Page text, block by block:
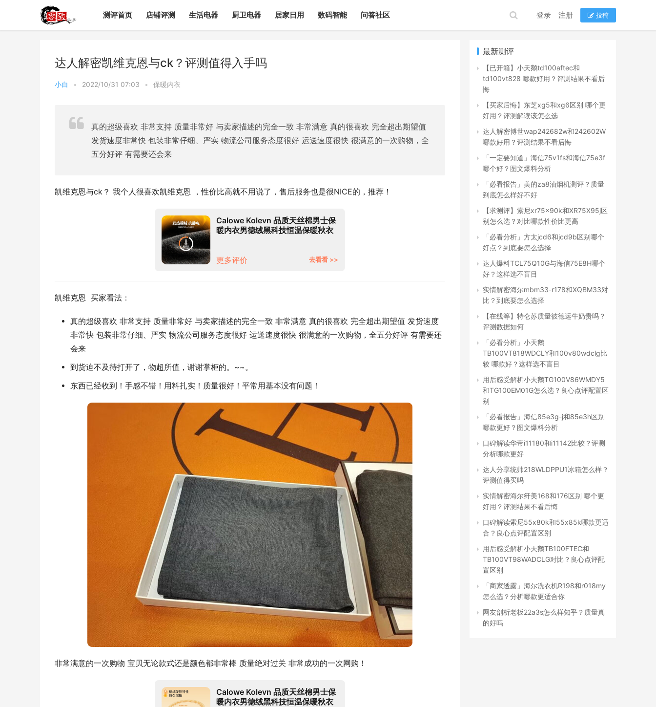
测评首页 店铺评测 生活电器 厨卫电器 居家日用 数码智能 问答社区 登录 注册 投稿
达人解密凯维克恩与ck？评测值得入手吗
小白 • 2022/10/31 07:03 • 保暖内衣
真的超级喜欢 非常支持 质量非常好 与卖家描述的完全一致 非常满意 真的很喜欢 完全超出期望值
发货速度非常快 包装非常仔细、严实 物流公司服务态度很好 运送速度很快 很满意的一次购物，全
五分好评 有需要还会来
凯维克恩与ck？ 我个人很喜欢凯维克恩 ，性价比高就不用说了，售后服务也是很NICE的，推荐！
Calowe Kolevn 品质天丝棉男士保
暖内衣男德绒黑科技恒温保暖秋衣
更多评价
去看看 >>
凯维克恩  买家看法：
真的超级喜欢 非常支持 质量非常好 与卖家描述的完全一致 非常满意 真的很喜欢 完全超出期望值 发货速度
非常快 包装非常仔细、严实 物流公司服务态度很好 运送速度很快 很满意的一次购物，全五分好评 有需要还
会来
到货迫不及待打开了，物超所值，谢谢掌柜的。~~。
东西已经收到！手感不错！用料扎实！质量很好！平常用基本没有问题！
非常满意的一次购物 宝贝无论款式还是颜色都非常棒 质量绝对过关 非常成功的一次网购！
Calowe Kolevn 品质天丝棉男士保
暖内衣男德绒黑科技恒温保暖秋衣
最新测评
【已开箱】小天鹅td100aftec和
td100vt828 哪款好用？评测结果不看后
悔
【买家后悔】东芝xg5和xg6区别 哪个更
好用？评测解读该怎么选
达人解密博世wap242682w和242602W
哪款好用？评测结果不看后悔
「一定要知道」海信75v1fs和海信75e3f
哪个好？图文爆料分析
「必看报告」美的za8油烟机测评？质量
到底怎么样好不好
【求测评】索尼xr75x90k和XR75X95j区
别怎么选？对比哪款性价比更高
「必看分析」方太jcd6和jcd9b区别哪个
好点？到底要怎么选择
达人爆料TCL75Q10G与海信75E8H哪个
好？这样选不盲目
实情解密海尔mbm33-r178和XQBM33对
比？到底要怎么选择
【在线等】特仑苏质量彼德运牛奶贵吗？
评测数据如何
「必看分析」小天鹅
TB100VT818WDCLY和100v80wdclg比
较 哪款好？这样选不盲目
用后感受解析小天鹅TG100V86WMDY5
和TG100EM01G怎么选？良心点评配置区
别
「必看报告」海信85e3g-j和85e3h区别
哪款更好？图文爆料分析
口碑解读华帝i11180和i11142比较？评测
分析哪款更好
达人分享统帅218WLDPPU1冰箱怎么样？
评测值得买吗
实情解密海尔纤美168和176区别 哪个更
好用？评测结果不看后悔
口碑解读索尼55x80k和55x85k哪款更适
合？良心点评配置区别
用后感受解析小天鹅TB100FTEC和
TB100VT98WADCLG对比？良心点评配
置区别
「商家透露」海尔洗衣机R198和r018my
怎么选？分析哪款更适合你
网友剖析老板22a3s怎么样知乎？质量真
的好吗